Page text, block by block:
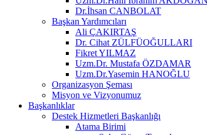
Dr.İhsan CANBOLAT
Başkan Yardımcıları
Ali ÇAKIRTAŞ
Dr. Cihat ZÜLFÜOĞULLARI
Fikret YILMAZ
Uzm.Dr. Mustafa ÖZDAMAR
Uzm.Dr.Yasemin HANOĞLU
Organizasyon Şeması
Misyon ve Vizyonumuz
Başkanlıklar
Destek Hizmetleri Başkanlığı
Atama Birimi